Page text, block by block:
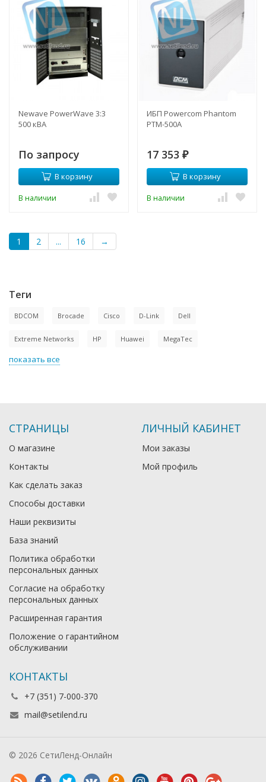
Newave PowerWave 3:3
500 кВА
По запросу
В корзину
В наличии
ИБП Powercom Phantom
PTM-500A
17 353 ₽
В корзину
В наличии
1 2 ... 16 →
Теги
BDCOM Brocade Cisco D-Link Dell
Extreme Networks HP Huawei MegaTec
показать все
СТРАНИЦЫ
О магазине
Контакты
Как сделать заказ
Способы доставки
Наши реквизиты
База знаний
Политика обработки
персональных данных
Согласие на обработку
персональных данных
Расширенная гарантия
Положение о гарантийном
обслуживании
ЛИЧНЫЙ КАБИНЕТ
Мои заказы
Мой профиль
КОНТАКТЫ
+7 (351) 7-000-370
mail@setilend.ru
© 2026 СетиЛенд-Онлайн